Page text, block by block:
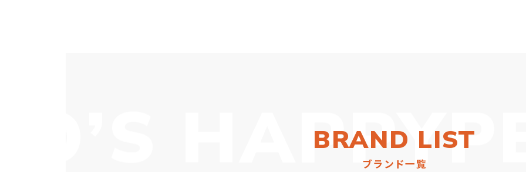
BRAND LIST
ブランド一覧
HAPPY